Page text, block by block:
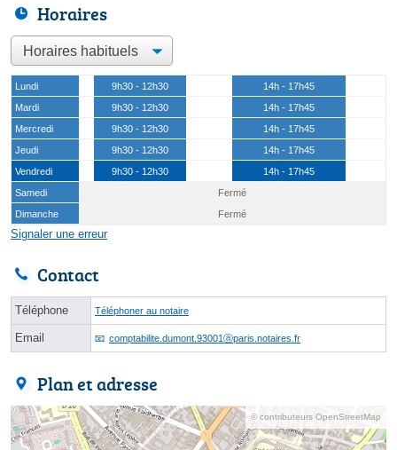
Horaires
Lundi 9h30 - 12h30
14h - 17h45
Mardi
9h30 - 12h30
14h - 17h45
Mercredi
9h30 - 12h30
14h - 17h45
Jeudi
9h30 - 12h30
14h - 17h45
Vendredi
9h30 - 12h30
14h - 17h45
Samedi
Fermé
Dimanche
Fermé
Signaler une erreur
Contact
Téléphone Téléphoner au notaire
Email comptabilite.dumont.93001ⓐparis.notaires.fr
Plan et adresse
© contributeurs OpenStreetMap